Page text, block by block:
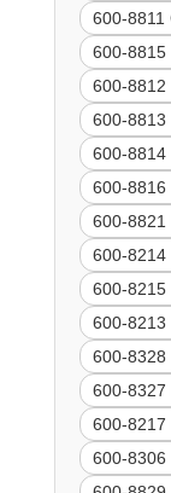
600-8811
600-8815
600-8812
600-8813
600-8814
600-8816
600-8821
600-8214
600-8215
600-8213
600-8328
600-8327
600-8217
600-8306